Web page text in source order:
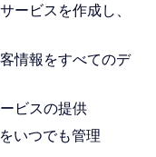
ービスを作成し、
情報をすべてのデ
ビスの提供
いつでも管理